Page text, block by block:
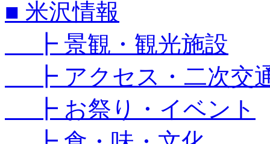
■ 米沢情報
┣ 景観・観光施設
┣ アクセス・二次交
┣ お祭り・イベント